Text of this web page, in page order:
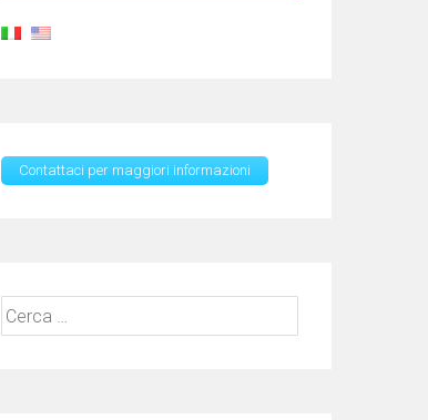
Contattaci per maggiori informazioni
Ricerca
per: